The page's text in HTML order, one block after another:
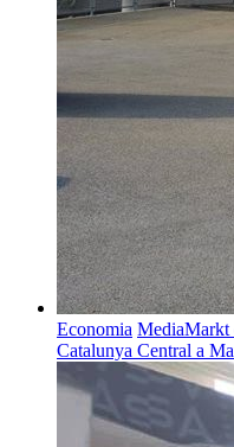
Economia MediaMarkt
Catalunya Central a